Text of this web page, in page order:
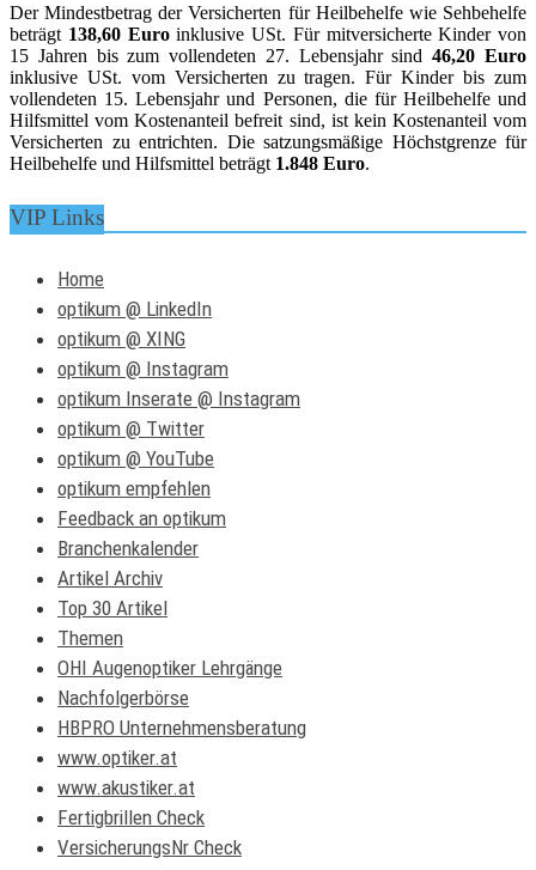
Der Mindestbetrag der Versicherten für Heilbehelfe wie Sehbehelfe
beträgt 138,60 Euroinklusive USt. Für mitversicherte Kinder von
15 Jahren bis zum vollendeten 27. Lebensjahr sind46,20 Euro
inklusive USt. vom Versicherten zu tragen. Für Kinder bis zum
vollendeten 15. Lebensjahr und Personen, die für Heilbehelfe und
Hilfsmittel vom Kostenanteil befreit sind, ist kein Kostenanteil vom
Versicherten zu entrichten. Die satzungsmäßige Höchstgrenze für
Heilbehelfe und Hilfsmittel beträgt 1.848 Euro.
VIP Links
Home
optikum @ LinkedIn
optikum @ XING
optikum @ Instagram
optikum Inserate @ Instagram
optikum @ Twitter
optikum @ YouTube
optikum empfehlen
Feedback an optikum
Branchenkalender
Artikel Archiv
Top 30 Artikel
Themen
OHI Augenoptiker Lehrgänge
Nachfolgerbörse
HBPRO Unternehmensberatung
www.optiker.at
www.akustiker.at
Fertigbrillen Check
VersicherungsNr Check